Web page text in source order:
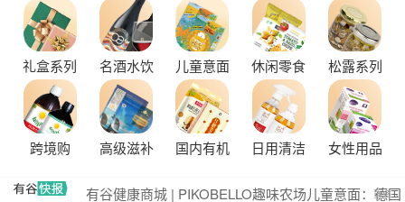
礼盒系列 名酒水饮 儿童意面 休闲零食 松露系列
跨境购 高级滋补 国内有机 日用清洁 女性用品
更多
式，共筑大健康产业有机生态新未来
有谷健康商城 | PIKOBELLO趣味农场儿童意面：德国
舌尖上的塞尔维亚黑松露，你了解多少？
探秘塞尔维亚松露的独特魅力
黑松露的热量是多少？